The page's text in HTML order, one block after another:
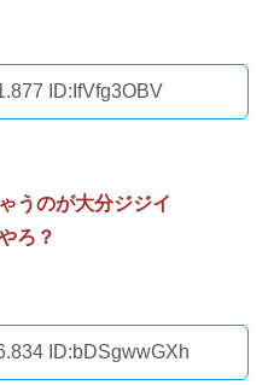
ID:IfVfg3OBV
うのが大分ジジイ
ろ？
ID:bDSgwwGXh